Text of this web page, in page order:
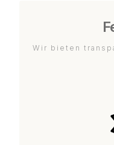
Wir bieten